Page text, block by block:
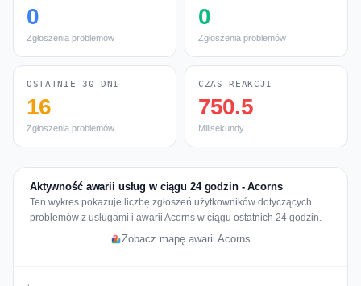
0
Zgłoszenia problemów
0
Zgłoszenia problemów
OSTATNIE 30 DNI
16
Zgłoszenia problemów
CZAS REAKCJI
750.5
Milisekundy
Aktywność awarii usług w ciągu 24 godzin - Acorns
Ten wykres pokazuje liczbę zgłoszeń użytkowników dotyczących
problemów z usługami i awarii Acorns w ciągu ostatnich 24 godzin.
Zobacz mapę awarii Acorns